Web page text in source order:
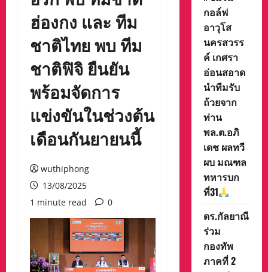
ฮ่องกง และ ทีม
ชาติไทย พบ ทีม
ชาติฟิจิ ยืนยัน
พร้อมจัดการ
แข่งขันในช่วงต้น
เดือนกันยายนนี้
wuthiphong
13/08/2025
1 minute read
0
กอล์ฟ
อาวุโส
นครสวรร
ค์ เกศรา
อ่อนสอาด
นำทีมรับ
ถ้วยจาก
ท่าน
พล.ต.อภิ
เดช ผลทวี
ผบ มณฑล
ทหารบก
ที่31
ดร.กัลยาณี
ร่วม
กองทัพ
ภาคที่ 2